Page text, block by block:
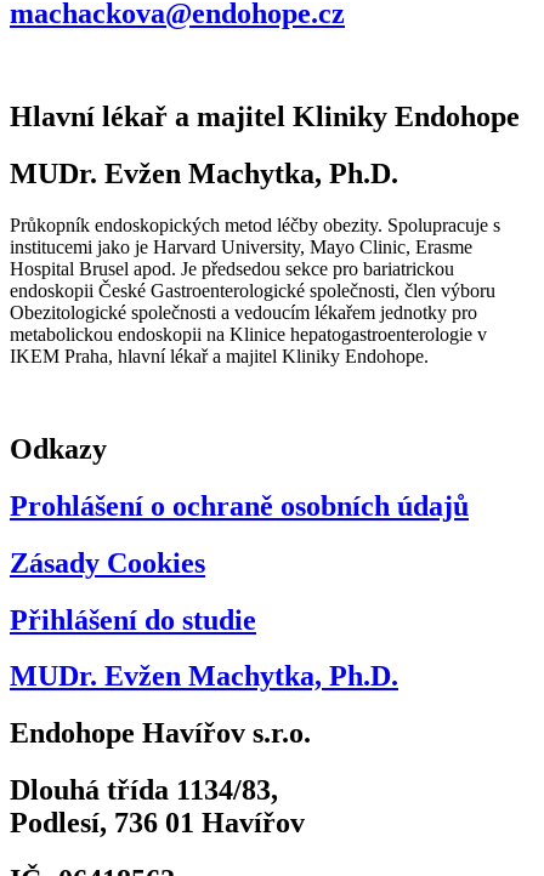
machackova@endohope.cz
Hlavní lékař a majitel Kliniky Endohope
MUDr. Evžen Machytka, Ph.D.
Průkopník endoskopických metod léčby obezity. Spolupracuje s
institucemi jako je Harvard University, Mayo Clinic, Erasme
Hospital Brusel apod. Je předsedou sekce pro bariatrickou
endoskopii České Gastroenterologické společnosti, člen výboru
Obezitologické společnosti a vedoucím lékařem jednotky pro
metabolickou endoskopii na Klinice hepatogastroenterologie v
IKEM Praha, hlavní lékař a majitel Kliniky Endohope.
Odkazy
Prohlášení o ochraně osobních údajů
Zásady Cookies
Přihlášení do studie
MUDr. Evžen Machytka, Ph.D.
Endohope Havířov s.r.o.
Dlouhá třída 1134/83,
Podlesí, 736 01 Havířov